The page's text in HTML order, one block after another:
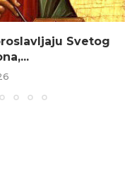
Svetog